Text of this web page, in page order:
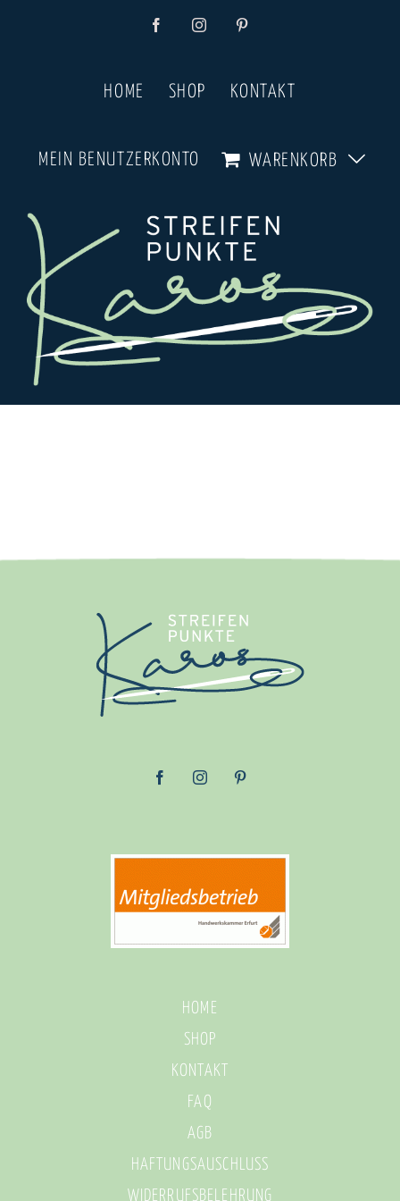
FacebookInstagramPinterest
HOME SHOP KONTAKT
MEIN BENUTZERKONTO WARENKORB
HOME
SHOP
KONTAKT
FAQ
AGB
HAFTUNGSAUSCHLUSS
WIDERRUFSBELEHRUNG